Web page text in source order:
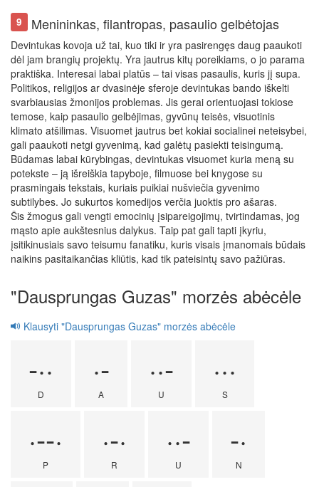
9 Menininkas, filantropas, pasaulio gelbėtojas
Devintukas kovoja už tai, kuo tiki ir yra pasirengęs daug paaukoti
dėl jam brangių projektų. Yra jautrus kitų poreikiams, o jo parama
praktiška. Interesai labai platūs – tai visas pasaulis, kuris jį supa.
Politikos, religijos ar dvasinėje sferoje devintukas bando iškelti
svarbiausias žmonijos problemas. Jis gerai orientuojasi tokiose
temose, kaip pasaulio gelbėjimas, gyvūnų teisės, visuotinis
klimato atšilimas. Visuomet jautrus bet kokiai socialinei neteisybei,
gali paaukoti netgi gyvenimą, kad galėtų pasiekti teisingumą.
Būdamas labai kūrybingas, devintukas visuomet kuria meną su
potekste – ją išreiškia tapyboje, filmuose bei knygose su
prasmingais tekstais, kuriais puikiai nušviečia gyvenimo
subtilybes. Jo sukurtos komedijos verčia juoktis pro ašaras.
Šis žmogus gali vengti emocinių įsipareigojimų, tvirtindamas, jog
mąsto apie aukštesnius dalykus. Taip pat gali tapti įkyriu,
įsitikinusiais savo teisumu fanatiku, kuris visais įmanomais būdais
naikins pasitaikančias kliūtis, kad tik pateisintų savo pažiūras.
"Dausprungas Guzas" morzės abėcėle
Klausyti "Dausprungas Guzas" morzės abėcėle
-··
D
·-
A
··-
U
···
S
·--·
P
·-·
R
··-
U
-·
N